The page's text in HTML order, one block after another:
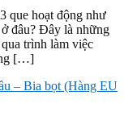
que hoạt động như
đâu? Đây là những
trình làm việc
[…]
– Bia bọt (Hàng EU